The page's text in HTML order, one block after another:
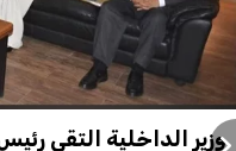
وزير الداخلية التقى